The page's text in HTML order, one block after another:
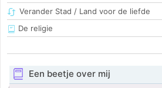
Verander Stad / Land voor de liefde
De religie
Een beetje over mij